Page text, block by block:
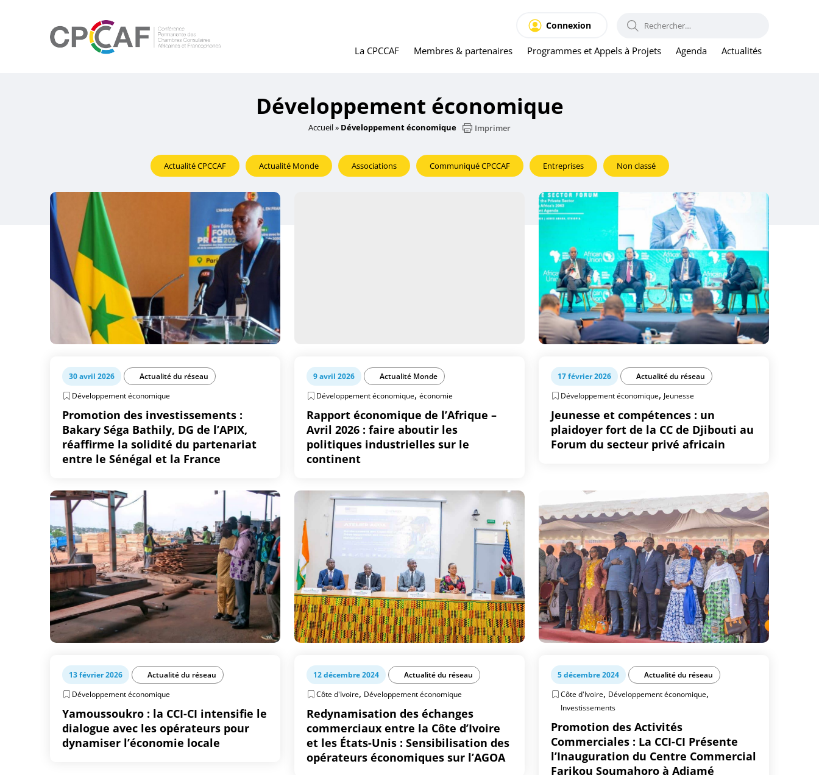
La CPCCAF Membres & partenaires Programmes et Appels à Projets Agenda Actualités
Connexion RECHERCHER :
Développement économique
Accueil» Développement économique Imprimer
Actualité CPCCAF Actualité Monde Associations Communiqué CPCCAF Entreprises Non classé
30 avril 2026
Actualité du réseau
Développement économique
Promotion des investissements :
Bakary Séga Bathily, DG de l’APIX,
réaffirme la solidité du partenariat
entre le Sénégal et la France
9 avril 2026
Actualité Monde
Développement économique,économie
Rapport économique de l’Afrique –
Avril 2026 : faire aboutir les
politiques industrielles sur le
continent
17 février 2026
Actualité du réseau
Développement économique, Jeunesse
Jeunesse et compétences : un
plaidoyer fort de la CC de Djibouti au
Forum du secteur privé africain
13 février 2026
Actualité du réseau
Développement économique
Yamoussoukro : la CCI-CI intensifie le
dialogue avec les opérateurs pour
dynamiser l’économie locale
12 décembre 2024
Actualité du réseau
Côte d'Ivoire, Développement économique
Redynamisation des échanges
commerciaux entre la Côte d’Ivoire
et les États-Unis : Sensibilisation des
opérateurs économiques sur l’AGOA
5 décembre 2024
Actualité du réseau
Côte d'Ivoire, Développement économique,
Investissements
Promotion des Activités
Commerciales : La CCI-CI Présente
l’Inauguration du Centre Commercial
Farikou Soumahoro à Adjamé